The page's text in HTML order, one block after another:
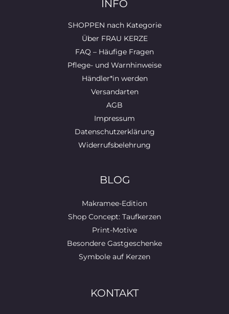
INFO
SHOPPEN nach Kategorie
Über FRAU KERZE
FAQ – Häufige Fragen
Pflege- und Warnhinweise
Händler*in werden
Versandarten
AGB
Impressum
Datenschutzerklärung
Widerrufsbelehrung
BLOG
Makramee-Edition
Shop Concept: Taufkerzen
Print-Motive
Besondere Gastgeschenke
Symbole auf Kerzen
KONTAKT